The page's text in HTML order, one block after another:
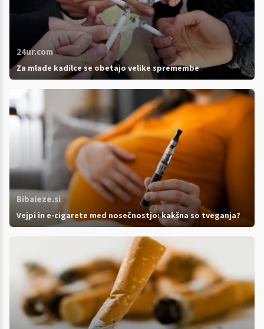
24ur.com
Za mlade kadilce se obetajo velike spremembe
Bibaleze.si
Vejpi in e-cigarete med nosečnostjo: kakšna so tveganja?